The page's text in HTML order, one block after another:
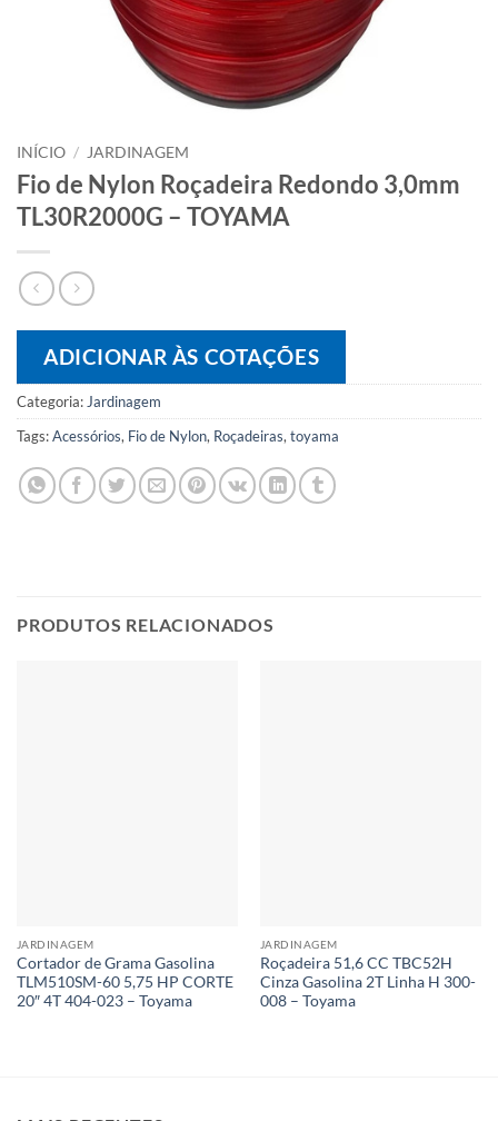
INÍCIO / JARDINAGEM
Fio de Nylon Roçadeira Redondo 3,0mm
TL30R2000G – TOYAMA
ADICIONAR ÀS COTAÇÕES
Categoria: Jardinagem
Tags:Acessórios, Fio de Nylon, Roçadeiras, toyama
PRODUTOS RELACIONADOS
JARDINAGEM
Cortador de Grama Gasolina
TLM510SM-60 5,75 HP CORTE
20″ 4T 404-023 – Toyama
JARDINAGEM
Roçadeira 51,6 CC TBC52H
Cinza Gasolina 2T Linha H 300-
008 – Toyama